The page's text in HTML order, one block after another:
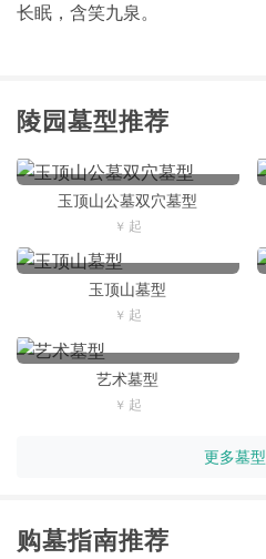
长眠，含笑九泉。
陵园墓型推荐
玉顶山公墓双穴墓型
玉顶山墓型
艺术墓型
更多墓型
购墓指南推荐